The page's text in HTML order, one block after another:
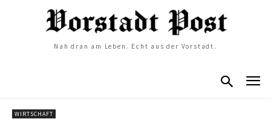
Nah dran am Leben. Echt aus der Vorstadt.
WIRTSCHAFT